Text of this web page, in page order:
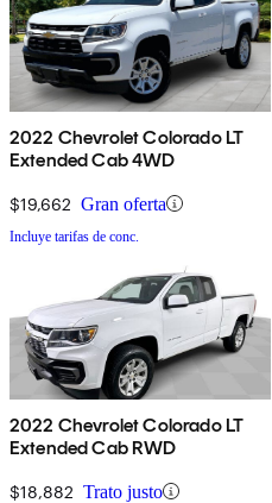
2022 Chevrolet Colorado LT
Extended Cab 4WD
$19,662 Gran oferta
Incluye tarifas de conc.
2022 Chevrolet Colorado LT
Extended Cab RWD
$18,882 Trato justo